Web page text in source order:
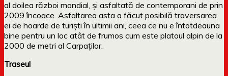
al doilea război mondial, și asfaltată de contemporani de prin
2009 încoace. Asfaltarea asta a făcut posibilă traversarea
ei de hoarde de turiști în ultimii ani, ceea ce nu e întotdeauna
bine pentru un loc atât de frumos cum este platoul alpin de la
2000 de metri al Carpaților.
Traseul